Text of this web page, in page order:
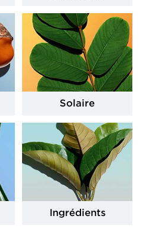
Solaire
Ingrédients